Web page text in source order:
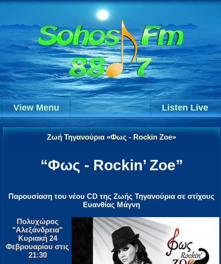
Listen Live
View Menu
Ζωή Τηγανούρια «Φως - Rockin Zoe»
“Φως - Rockin’ Zoe”
Παρουσίαση του νέου CD της Ζωής Τηγανούρια σε στίχους
Ευανθίας Μάγνη
Πολυχώρος
"Αλεξάνδρεια"
Κυριακή 24
Φεβρουαρίου στις
21:30